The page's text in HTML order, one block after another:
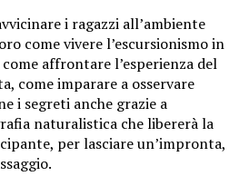
i ragazzi all’ambiente
come vivere l’escursionismo in
affrontare l’esperienza del
come imparare a osservare
i segreti anche grazie a
naturalistica che libererà la
per lasciare un’impronta,